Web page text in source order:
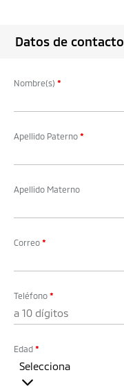
Datos de contacto
Nombre(s) *
Apellido Paterno *
Apellido Materno
Correo *
Teléfono *
Edad *
Selecciona